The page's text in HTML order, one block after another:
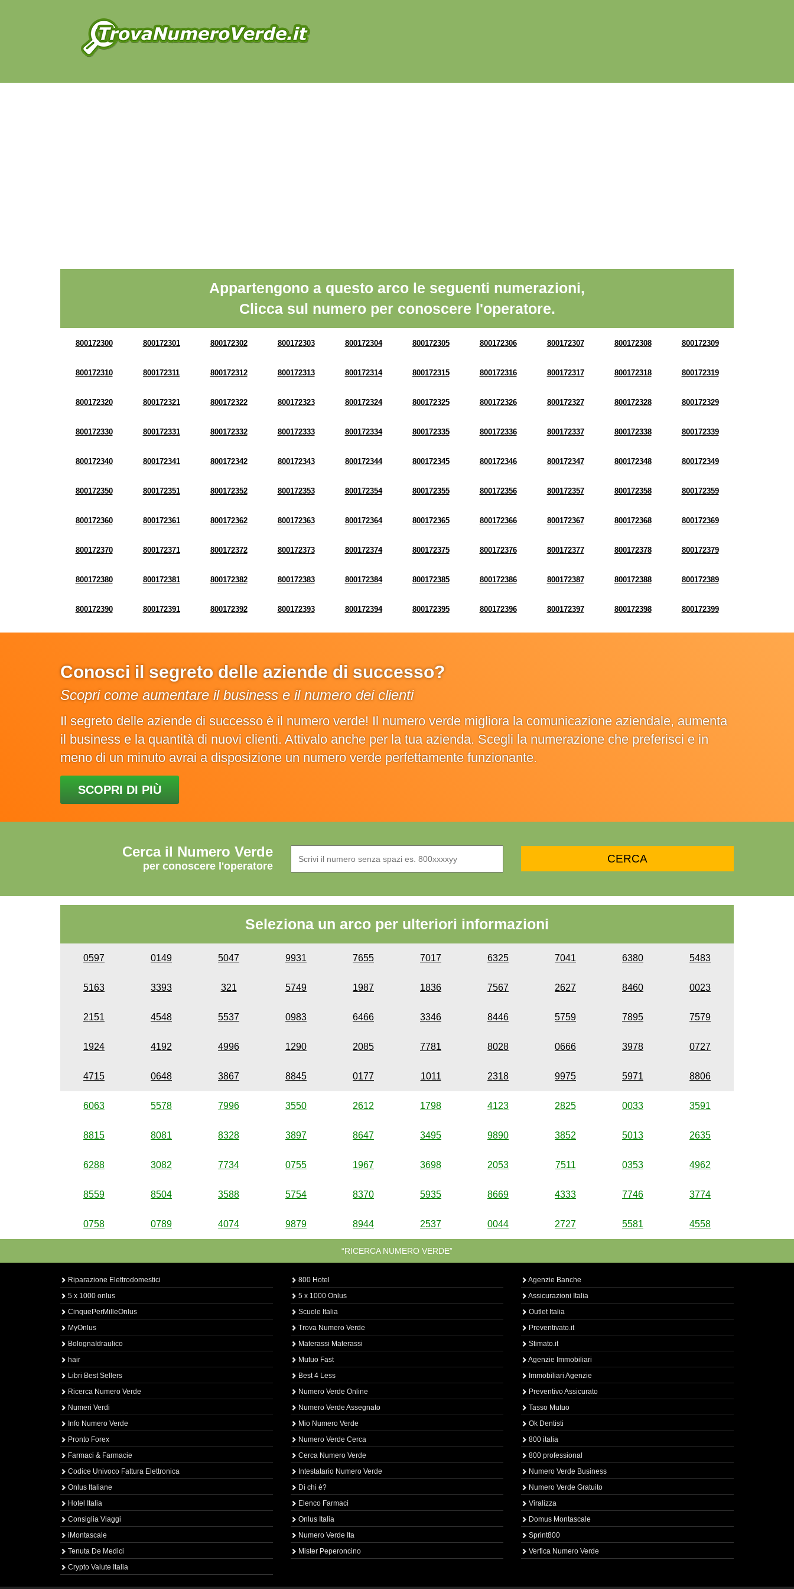
Appartengono a questo arco le seguenti numerazioni,
Clicca sul numero per conoscere l'operatore.
800172300 800172301 800172302 800172303 800172304 800172305 800172306 800172307 800172308 800172309
800172310 800172311 800172312 800172313 800172314 800172315 800172316 800172317 800172318 800172319
800172320 800172321 800172322 800172323 800172324 800172325 800172326 800172327 800172328 800172329
800172330 800172331 800172332 800172333 800172334 800172335 800172336 800172337 800172338 800172339
800172340 800172341 800172342 800172343 800172344 800172345 800172346 800172347 800172348 800172349
800172350 800172351 800172352 800172353 800172354 800172355 800172356 800172357 800172358 800172359
800172360 800172361 800172362 800172363 800172364 800172365 800172366 800172367 800172368 800172369
800172370 800172371 800172372 800172373 800172374 800172375 800172376 800172377 800172378 800172379
800172380 800172381 800172382 800172383 800172384 800172385 800172386 800172387 800172388 800172389
800172390 800172391 800172392 800172393 800172394 800172395 800172396 800172397 800172398 800172399
Conosci il segreto delle aziende di successo?
Scopri come aumentare il business e il numero dei clienti
Il segreto delle aziende di successo è il numero verde! Il numero verde migliora la comunicazione aziendale, aumenta
il business e la quantità di nuovi clienti. Attivalo anche per la tua azienda. Scegli la numerazione che preferisci e in
meno di un minuto avrai a disposizione un numero verde perfettamente funzionante.
SCOPRI DI PIÙ
Cerca il Numero Verde
per conoscere l'operatore
Seleziona un arco per ulteriori informazioni
0597 0149 5047 9931 7655 7017 6325 7041 6380 5483
5163 3393 321 5749 1987 1836 7567 2627 8460 0023
2151 4548 5537 0983 6466 3346 8446 5759 7895 7579
1924 4192 4996 1290 2085 7781 8028 0666 3978 0727
4715 0648 3867 8845 0177 1011 2318 9975 5971 8806
6063 5578 7996 3550 2612 1798 4123 2825 0033 3591
8815 8081 8328 3897 8647 3495 9890 3852 5013 2635
6288 3082 7734 0755 1967 3698 2053 7511 0353 4962
8559 8504 3588 5754 8370 5935 8669 4333 7746 3774
0758 0789 4074 9879 8944 2537 0044 2727 5581 4558
“RICERCA NUMERO VERDE”
Riparazione Elettrodomestici
5 x 1000 onlus
CinquePerMilleOnlus
MyOnlus
BolognaIdraulico
hair
Libri Best Sellers
Ricerca Numero Verde
Numeri Verdi
Info Numero Verde
Pronto Forex
Farmaci & Farmacie
Codice Univoco Fattura Elettronica
Onlus Italiane
Hotel Italia
Consiglia Viaggi
iMontascale
Tenuta De Medici
Crypto Valute Italia
800 Hotel
5 x 1000 Onlus
Scuole Italia
Trova Numero Verde
Materassi Materassi
Mutuo Fast
Best 4 Less
Numero Verde Online
Numero Verde Assegnato
Mio Numero Verde
Numero Verde Cerca
Cerca Numero Verde
Intestatario Numero Verde
Di chi è?
Elenco Farmaci
Onlus Italia
Numero Verde Ita
Mister Peperoncino
Agenzie Banche
Assicurazioni Italia
Outlet Italia
Preventivato.it
Stimato.it
Agenzie Immobiliari
Immobiliari Agenzie
Preventivo Assicurato
Tasso Mutuo
Ok Dentisti
800 italia
800 professional
Numero Verde Business
Numero Verde Gratuito
Viralizza
Domus Montascale
Sprint800
Verfica Numero Verde